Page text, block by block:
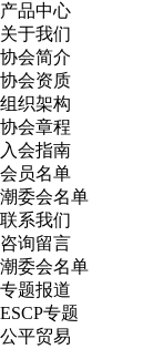
产品中心
关于我们
协会简介
协会资质
组织架构
协会章程
入会指南
会员名单
潮委会名单
联系我们
咨询留言
潮委会名单
专题报道
ESCP专题
公平贸易